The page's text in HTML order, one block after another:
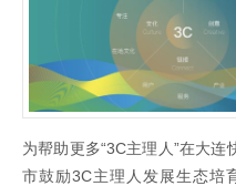
为帮助更多“3C主理人”在大连
市鼓励3C主理人发展生态培